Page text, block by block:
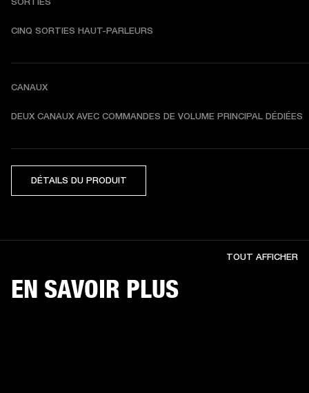
CINQ SORTIES HAUT-PARLEURS
CANAUX
DEUX CANAUX AVEC COMMANDES DE VOLUME PRINCIPAL DÉDIÉES
DÉTAILS DU PRODUIT
EN SAVOIR PLUS
TOUT AFFICHER